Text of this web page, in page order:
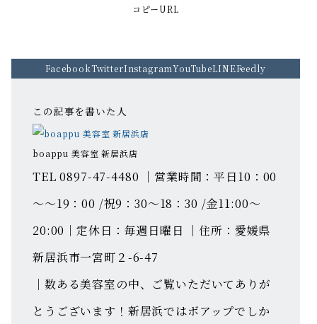
コピーURL
FacebookTwitterInstagramYouTubeLINEFeedly
この記事を書いた人
boappu 美容室 新居浜店
TEL 0897-47-4480 ｜営業時間：平日10：00
～～19：00 /祝9：30～18：30 /金11:00～
20:00｜定休日：毎週日曜日 ｜住所：愛媛県
新居浜市一宮町２-6-47
｜数ある美容室の中、ご覧いただいてありが
とうございます！新居浜ではボアップでしか